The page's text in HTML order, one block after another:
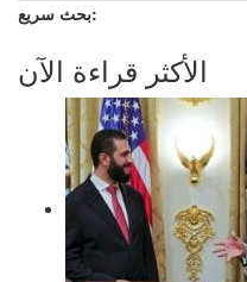
بحث سريع:
الأكثر قراءة الآن